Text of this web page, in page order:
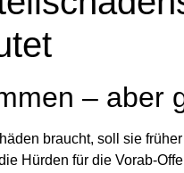
– aber
braucht, soll sie
Hürden für die Vorab-